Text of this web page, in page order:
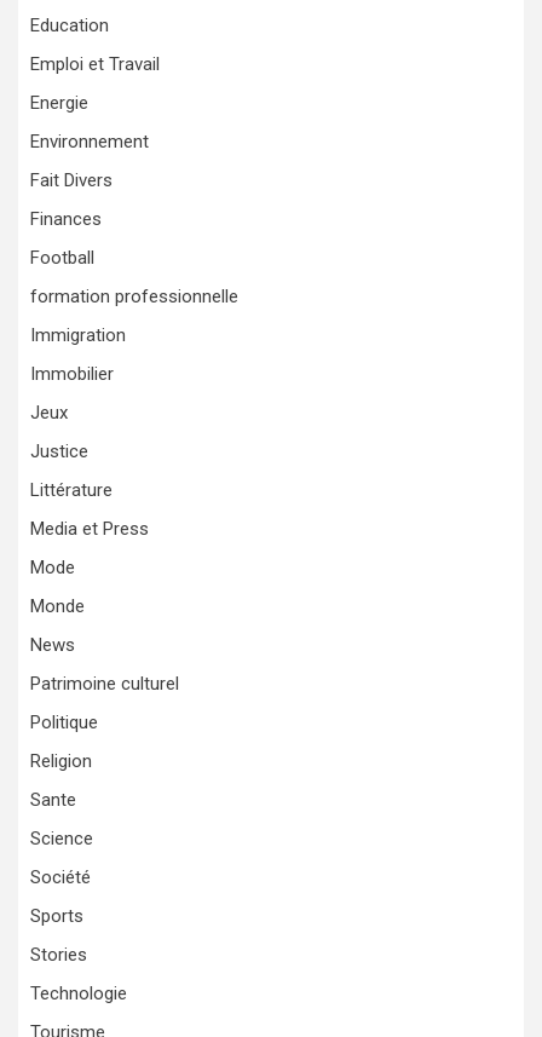
Education
Emploi et Travail
Energie
Environnement
Fait Divers
Finances
Football
formation professionnelle
Immigration
Immobilier
Jeux
Justice
Littérature
Media et Press
Mode
Monde
News
Patrimoine culturel
Politique
Religion
Sante
Science
Société
Sports
Stories
Technologie
Tourisme